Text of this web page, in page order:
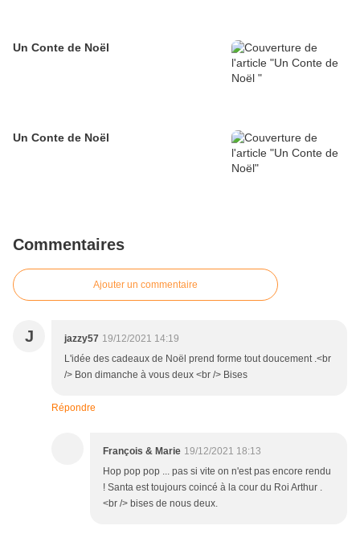
Un Conte de Noël
Un Conte de Noël
Commentaires
Ajouter un commentaire
J jazzy57 19/12/2021 14:19
L'idée des cadeaux de Noël prend forme tout doucement .<br
/> Bon dimanche à vous deux <br /> Bises
Répondre
François & Marie 19/12/2021 18:13
Hop pop pop ... pas si vite on n'est pas encore rendu
! Santa est toujours coincé à la cour du Roi Arthur .
<br /> bises de nous deux.